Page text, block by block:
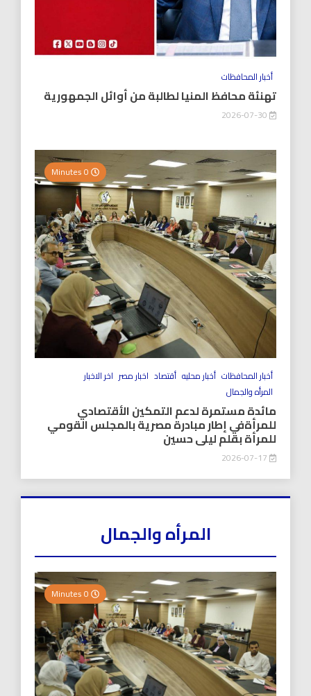
أخبار المحافظات
تهنئة محافظ المنيا لطالبة من أوائل الجمهورية
أخبار المحافظات أخبار محليه أقتصاد اخبار مصر اخر الاخبار
المرأه والجمال
مائدة مستمرة لدعم التمكين الأقتصادي
للمرأةفي إطار مبادرة مصرية بالمجلس القومي
للمرأة بقلم ليلى حسين
المرأه والجمال